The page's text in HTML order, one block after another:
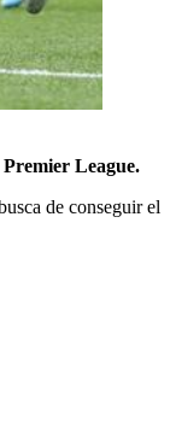
League.
de conseguir el